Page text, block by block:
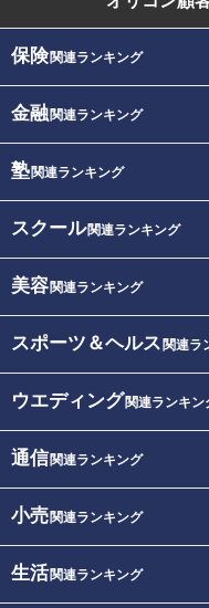
保険関連ランキング
金融関連ランキング
塾関連ランキング
スクール関連ランキング
美容関連ランキング
スポーツ＆ヘルス 関連ラ
ウエディング関連ランキン
通信関連ランキング
小売関連ランキング
生活関連ランキング